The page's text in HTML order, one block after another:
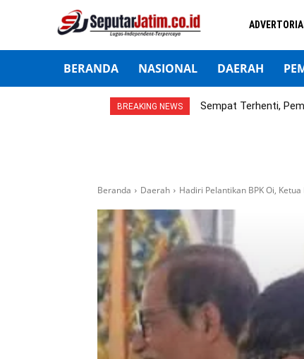
BERANDA NASIONAL DAERAH
BREAKING NEWS Sempat Terhenti,
Beranda Daerah Hadiri Pelantikan BPK Oi,